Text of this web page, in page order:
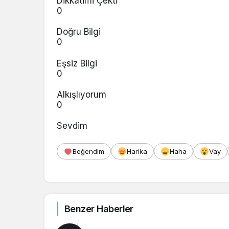
0
Doğru Bilgi
0
Eşsiz Bilgi
0
Alkışlıyorum
0
Sevdim
Beğendim Harika Haha Vay
Benzer Haberler